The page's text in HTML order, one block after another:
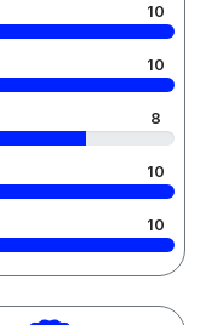
10
10
8
10
10